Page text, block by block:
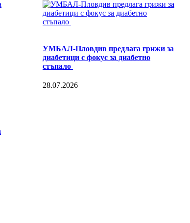
УМБАЛ-Пловдив предлага грижи за
диабетици с фокус за диабетно
стъпало
28.07.2026